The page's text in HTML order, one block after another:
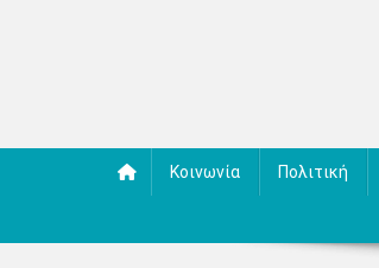
Κοινωνία Πολιτική